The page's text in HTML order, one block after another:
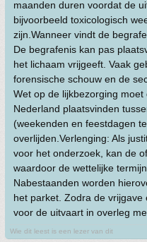
maanden duren voordat de
bijvoorbeeld toxicologisch
zijn.Wanneer vindt de
De begrafenis kan pas
het lichaam vrijgeeft. Vaak
forensische schouw en de
Wet op de lijkbezorging
Nederland plaatsvinden
(weekenden en feestdagen
overlijden.Verlenging: Als
voor het onderzoek, kan de
waardoor de wettelijke
Nabestaanden worden
het parket. Zodra de
voor de uitvaart in overleg
Wie dit leest is een lezer van dit